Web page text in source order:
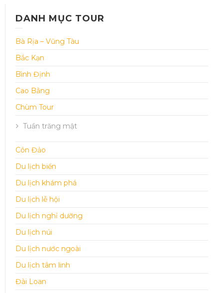
DANH MỤC TOUR
Bà Rịa – Vũng Tàu
Bắc Kạn
Bình Định
Cao Bằng
Chùm Tour
Tuần trăng mật
Côn Đảo
Du lịch biển
Du lịch khám phá
Du lịch lễ hội
Du lịch nghỉ dưỡng
Du lịch núi
Du lịch nước ngoài
Du lịch tâm linh
Đài Loan